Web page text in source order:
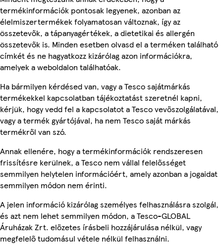
termékinformációk pontosak legyenek, azonban az
élelmiszertermékek folyamatosan változnak, így az
összetevők, a tápanyagértékek, a dietetikai és allergén
összetevők is. Minden esetben olvasd el a terméken található
címkét és ne hagyatkozz kizárólag azon információkra,
amelyek a weboldalon találhatóak.
Ha bármilyen kérdésed van, vagy a Tesco sajátmárkás
termékekkel kapcsolatban tájékoztatást szeretnél kapni,
kérjük, hogy vedd fel a kapcsolatot a Tesco vevőszolgálatával,
vagy a termék gyártójával, ha nem Tesco saját márkás
termékről van szó.
Annak ellenére, hogy a termékinformációk rendszeresen
frissítésre kerülnek, a Tesco nem vállal felelősséget
semmilyen helytelen információért, amely azonban a jogaidat
semmilyen módon nem érinti.
A jelen információ kizárólag személyes felhasználásra szolgál,
és azt nem lehet semmilyen módon, a Tesco-GLOBAL
Áruházak Zrt. előzetes írásbeli hozzájárulása nélkül, vagy
megfelelő tudomásul vétele nélkül felhasználni.